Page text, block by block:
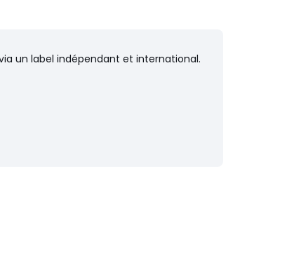
un label indépendant et international.